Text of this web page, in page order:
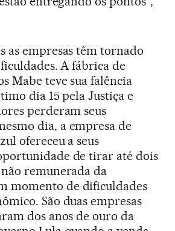
as empresas têm tornado
A fábrica de
Mabe teve sua falência
dia 15 pela Justiça e
perderam seus
dia, a empresa de
ofereceu a seus
de tirar até dois
remunerada da
momento de dificuldades
São duas empresas
dos anos de ouro da